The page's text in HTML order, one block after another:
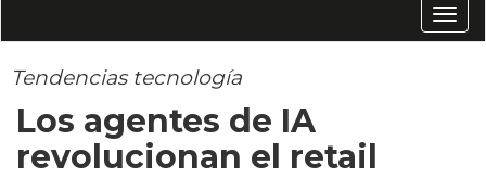
Tendencias tecnología
Los agentes de IA
revolucionan el retail